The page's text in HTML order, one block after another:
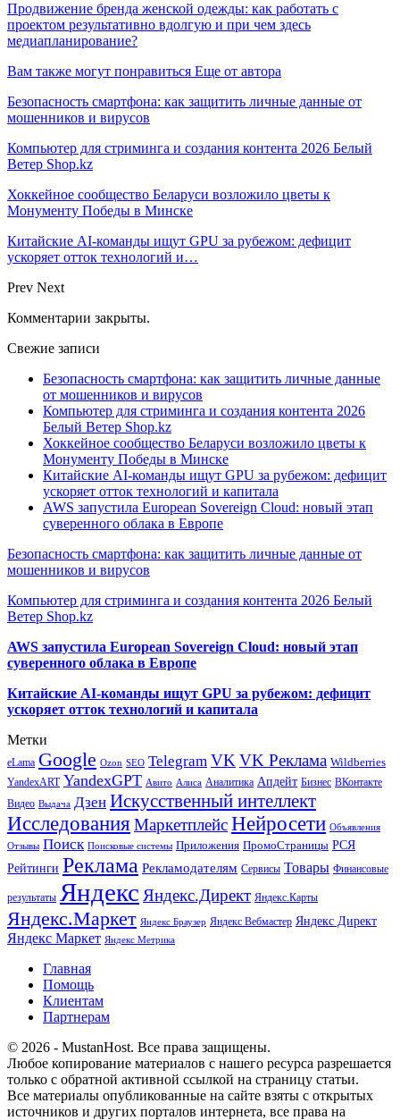
Продвижение бренда женской одежды: как работать с
проектом результативно вдолгую и при чем здесь
медиапланирование?
Вам также могут понравиться Еще от автора
Безопасность смартфона: как защитить личные данные от
мошенников и вирусов
Компьютер для стриминга и создания контента 2026 Белый
Ветер Shop.kz
Хоккейное сообщество Беларуси возложило цветы к
Монументу Победы в Минске
Китайские AI-команды ищут GPU за рубежом: дефицит
ускоряет отток технологий и…
Prev Next
Комментарии закрыты.
Свежие записи
Безопасность смартфона: как защитить личные данные
от мошенников и вирусов
Компьютер для стриминга и создания контента 2026
Белый Ветер Shop.kz
Хоккейное сообщество Беларуси возложило цветы к
Монументу Победы в Минске
Китайские AI-команды ищут GPU за рубежом: дефицит
ускоряет отток технологий и капитала
AWS запустила European Sovereign Cloud: новый этап
суверенного облака в Европе
Безопасность смартфона: как защитить личные данные от
мошенников и вирусов
Компьютер для стриминга и создания контента 2026 Белый
Ветер Shop.kz
AWS запустила European Sovereign Cloud: новый этап
суверенного облака в Европе
Китайские AI-команды ищут GPU за рубежом: дефицит
ускоряет отток технологий и капитала
Метки
eLama Google Ozon SEO Telegram VK VK Реклама Wildberries
YandexART YandexGPT Авито Алиса Аналитика Апдейт Бизнес ВКонтакте
Видео Выдача Дзен Искусственный интеллект
Исследования МаркетплейсНейросети Объявления
Отзывы Поиск Поисковые системы Приложения ПромоСтраницы РСЯ
Рейтинги Реклама Рекламодателям Сервисы Товары Финансовые
результаты Яндекс Яндекс.Директ Яндекс.Карты
Яндекс.Маркет Яндекс Браузер Яндекс Вебмастер Яндекс Директ
Яндекс Маркет Яндекс Метрика
Главная
Помощь
Клиентам
Партнерам
© 2026 - MustanHost. Все права защищены.
Любое копирование материалов с нашего ресурса разрешается
только с обратной активной ссылкой на страницу статьи.
Все материалы опубликованные на сайте взяты с открытых
источников и других порталов интернета, все права на